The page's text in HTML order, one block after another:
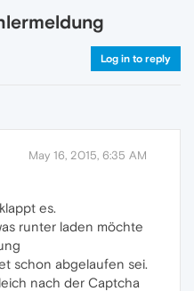
Log in to reply
May 16, 2015, 6:35 AM
es.
runter laden möchte
schon abgelaufen sei.
nach der Captcha